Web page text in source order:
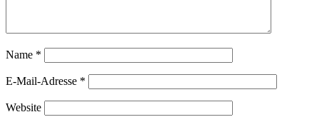
Name *
E-Mail-Adresse *
Website